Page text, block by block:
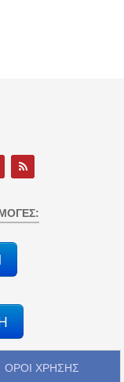
ΟΡΟΙ ΧΡΗΣΗΣ